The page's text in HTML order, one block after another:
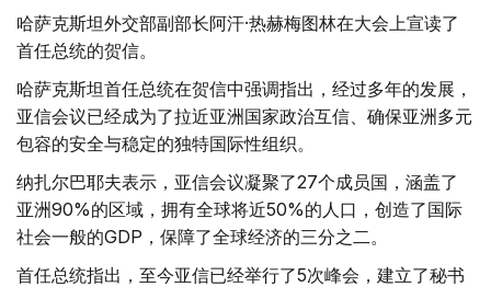
哈萨克斯坦外交部副部长阿汗·热赫梅图林在大会上宣读了
首任总统的贺信。
哈萨克斯坦首任总统在贺信中强调指出，经过多年的发展，
亚信会议已经成为了拉近亚洲国家政治互信、确保亚洲多元
包容的安全与稳定的独特国际性组织。
纳扎尔巴耶夫表示，亚信会议凝聚了27个成员国，涵盖了
亚洲90%的区域，拥有全球将近50%的人口，创造了国际
社会一般的GDP，保障了全球经济的三分之二。
首任总统指出，至今亚信已经举行了5次峰会，建立了秘书